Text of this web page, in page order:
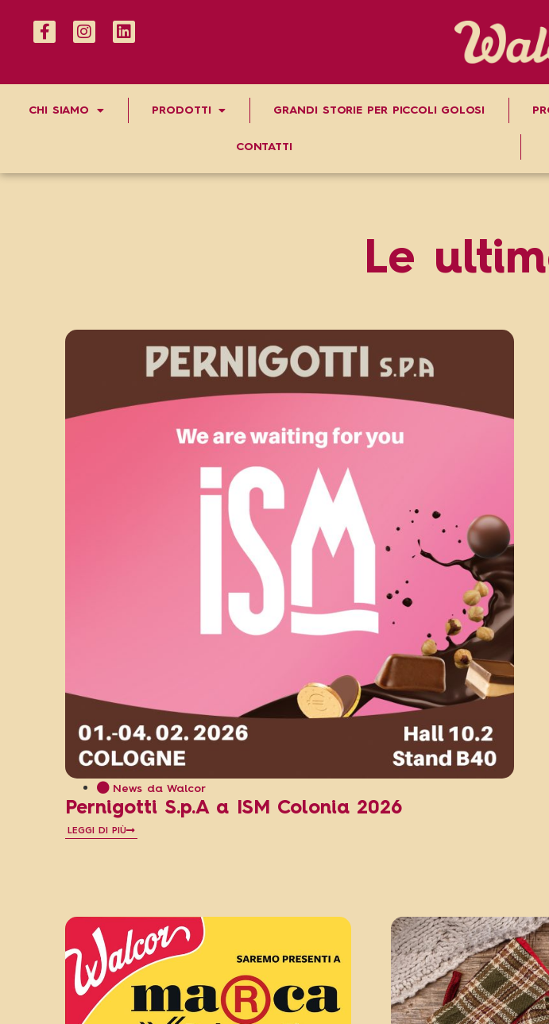
CHI SIAMO PRODOTTI GRANDI STORIE PER PICCOLI GOLOSI
CONTATTI
Le
News da Walcor
Pernigotti S.p.A a ISM Colonia 2026
LEGGI DI PIÙ